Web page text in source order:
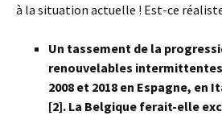
à la situation actuelle ! Est-ce
Un tassement de la
renouvelables
2008 et 2018 en Espagne, en
[2]. La Belgique ferait-elle